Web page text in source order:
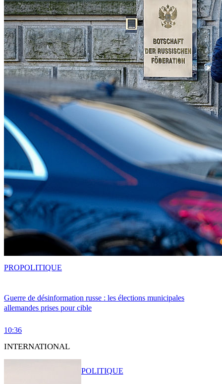
Guerre de désinformation russe : les élections municipales
allemandes prises pour cible
10:36
PROPOLITIQUE
INTERNATIONAL
POLITIQUE